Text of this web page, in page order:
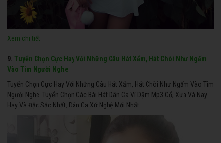
Xem chi tiết
9. Tuyển Chọn Cực Hay Với Những Câu Hát Xẩm, Hát Chòi Như Ngấm
Vào Tim Người Nghe
Tuyển Chọn Cực Hay Với Những Câu Hát Xẩm, Hát Chòi Như Ngấm Vào Tim
Người Nghe. Tuyển Chọn Các Bài Hát Dân Ca Ví Dặm Mp3 Cổ, Xưa Và Nay
Hay Và Đặc Sắc Nhất, Dân Ca Xứ Nghệ Mới Nhất.